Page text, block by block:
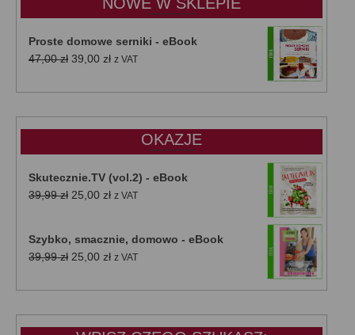
50,00 zł
Proste domowe serniki - eBook
47,00zł Pierwotna
wynosiła:
39,00 złAktualna
wynosi:
z VAT
OKAZJE
Skutecznie.TV (vol.2) - eBook
39,99zł Pierwotna
39,99 zł.
25,00 złAktualna
25,00 zł.
z VAT
Szybko, smacznie, domowo - eBook
39,99zł Pierwotna
wynosiła:
25,00 złAktualna
wynosi:
z VAT